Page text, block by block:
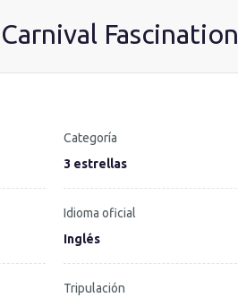
Fascination
Categoría
3 estrellas
Idioma oficial
Inglés
Tripulación